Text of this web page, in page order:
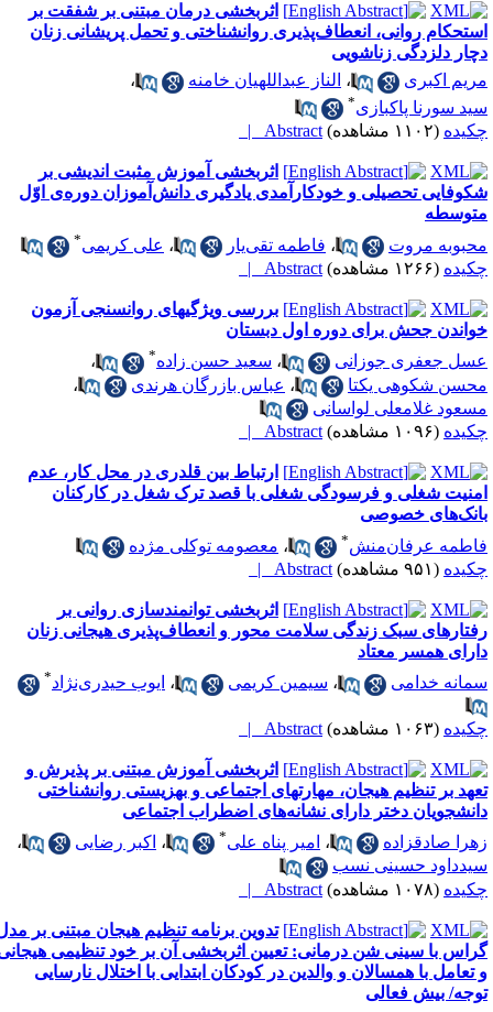
اثربخشی درمان مبتنی بر شفقت بر
روانی، انعطاف‌پذیری روانشناختی و تحمل پریشانی زنان
دلزدگی زناشویی
اکبری
،الناز عبداللهیان خامنه
،
سورنا پاکبازی
(۱۱۰۲ مشاهده) Abstract |
اثربخشی آموزش مثبت اندیشی بر
تحصیلی و خودکارآمدی یادگیری دانش‌آموزان دوره‌ی اوّل
مروت
،فاطمه تقی‌یار ،علی کریمی
(۱۲۶۶ مشاهده) Abstract |
بررسی ویژگیهای روانسنجی آزمون
جحش برای دوره اول دبستان
جعفری جوزانی
،سعید حسن زاده
،
شکوهی یکتا
،عباس بازرگان هرندی
،
غلامعلی لواسانی
(۱۰۹۶ مشاهده) Abstract |
ارتباط بین قلدری در محل کار، عدم
شغلی و فرسودگی شغلی با قصد ترک شغل در کارکنان
خصوصی
عرفان‌منش
،معصومه توکلی مژده
(۹۵۱ مشاهده) Abstract |
اثربخشی توانمندسازی روانی بر
سبک زندگی سلامت محور و انعطاف‌پذیری هیجانی زنان
همسر معتاد
خدامی
،سیمین کریمی ،ایوب حیدری‌نژاد *
(۱۰۶۳ مشاهده) Abstract |
اثربخشی آموزش مبتنی بر پذیرش و
بر تنظیم هیجان، مهارتهای اجتماعی و بهزیستی روانشناختی
دختر دارای نشانه‌های اضطراب اجتماعی
صادقزاده
،امیر پناه علی ،اکبر رضایی
،
حسینی نسب
(۱۰۷۸ مشاهده) Abstract |
تدوین برنامه تنظیم هیجان مبتنی بر مدل
با سینی شن درمانی: تعیین اثربخشی آن بر خود تنظیمی هیجانی
تعامل با همسالان و والدین در کودکان ابتدایی با اختلال نارسایی
بیش فعالی